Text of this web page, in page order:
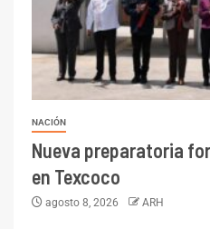
NACIÓN
Nueva preparatoria
en Texcoco
agosto 8, 2026 ARH